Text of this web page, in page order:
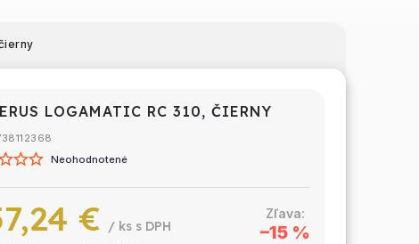
LOGAMATIC RC 310, ČIERNY
Neohodnotené
–15 %
€ / ks